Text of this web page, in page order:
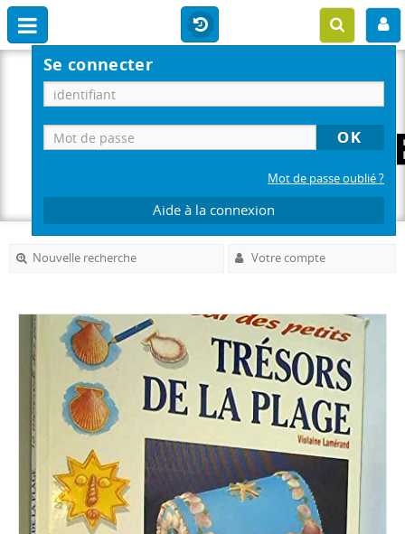
Se connecter
Mot de passe oublié ?
Aide à la connexion
Nouvelle recherche Votre compte